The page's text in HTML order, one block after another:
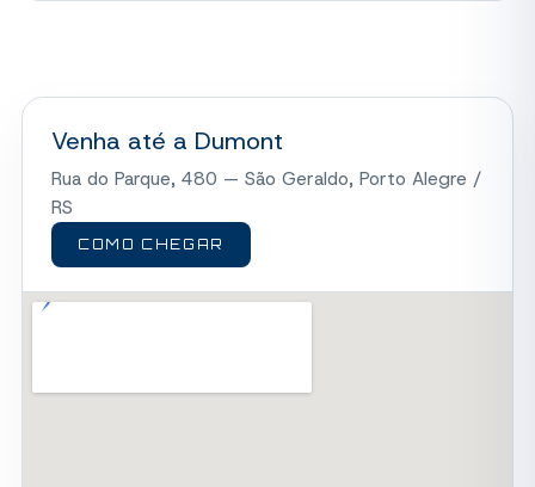
Venha até a Dumont
Rua do Parque, 480 — São Geraldo, Porto Alegre /
RS
COMO CHEGAR